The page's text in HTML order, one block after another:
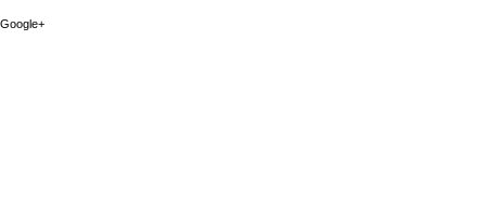
Google+